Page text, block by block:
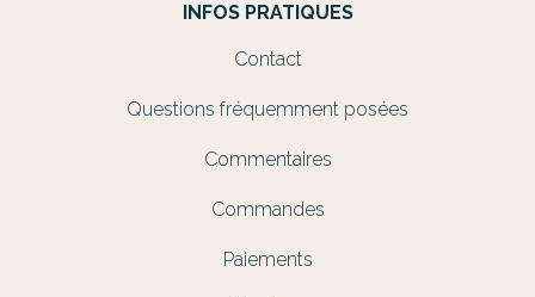
INFOS PRATIQUES
Contact
Questions fréquemment posées
Commentaires
Commandes
Paiements